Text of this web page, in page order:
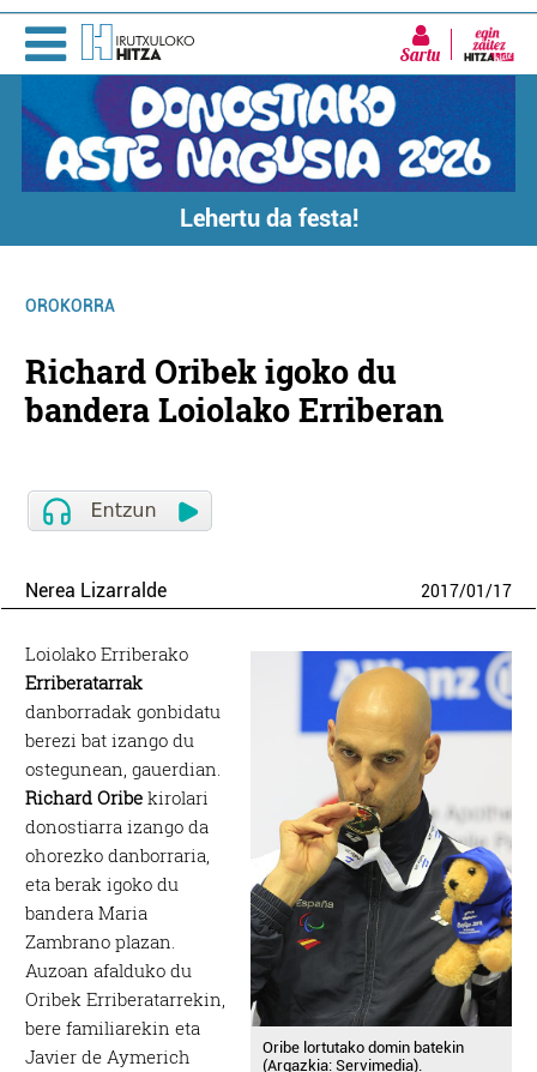
Sartu
Lehertu da festa!
OROKORRA
Richard Oribek igoko du
bandera Loiolako Erriberan
Nerea Lizarralde 2017/01/17
Oribe lortutako domin batekin
(Argazkia: Servimedia).
Loiolako Erriberako
Erriberatarrak
danborradak gonbidatu
berezi bat izango du
ostegunean, gauerdian.
Richard Oribe kirolari
donostiarra izango da
ohorezko danborraria,
eta berak igoko du
bandera Maria
Zambrano plazan.
Auzoan afalduko du
Oribek Erriberatarrekin,
bere familiarekin eta
Javier de Aymerich